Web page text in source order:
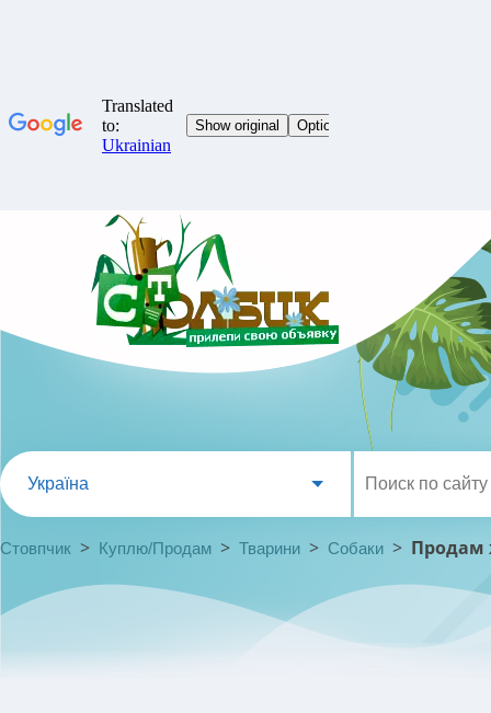
Україна
Стовпчик > Куплю/Продам > Тварини > Собаки > Продам